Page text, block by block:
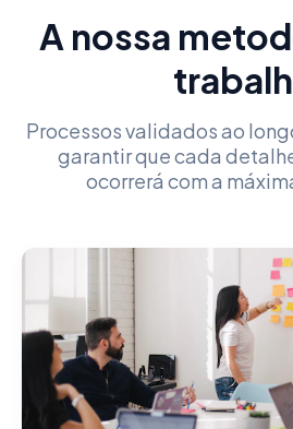
A nossa
Processos validados ao
garantir que cada
ocorrerá com a